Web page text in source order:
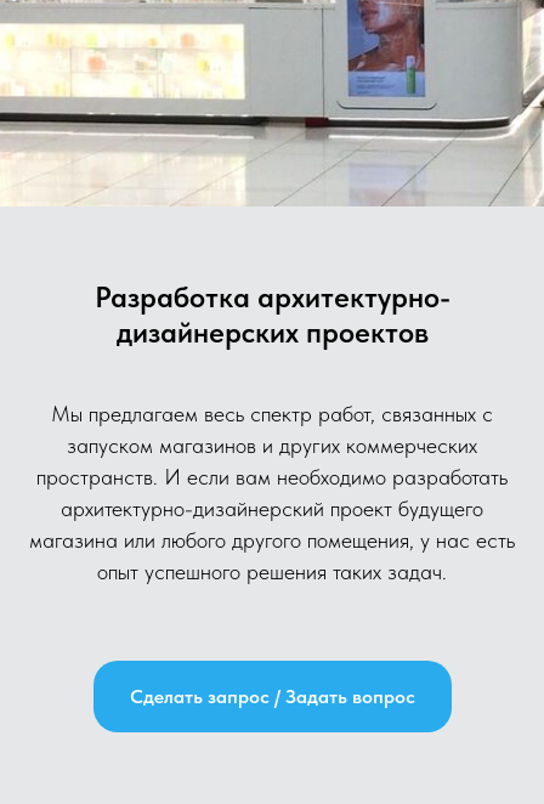
Разработка архитектурно-
дизайнерских проектов
Мы предлагаем весь спектр работ, связанных с
запуском магазинов и других коммерческих
пространств. И если вам необходимо разработать
архитектурно-дизайнерский проект будущего
магазина или любого другого помещения, у нас есть
опыт успешного решения таких задач.
Сделать запрос / Задать вопрос